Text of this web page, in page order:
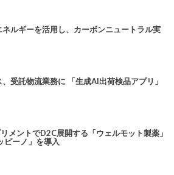
ルギーを活用し、カーボンニュートラル実
受託物流業務に 「生成AI出荷検品アプリ」
メントでD2C展開する「ウェルモット製薬」
ピーノ」を導入